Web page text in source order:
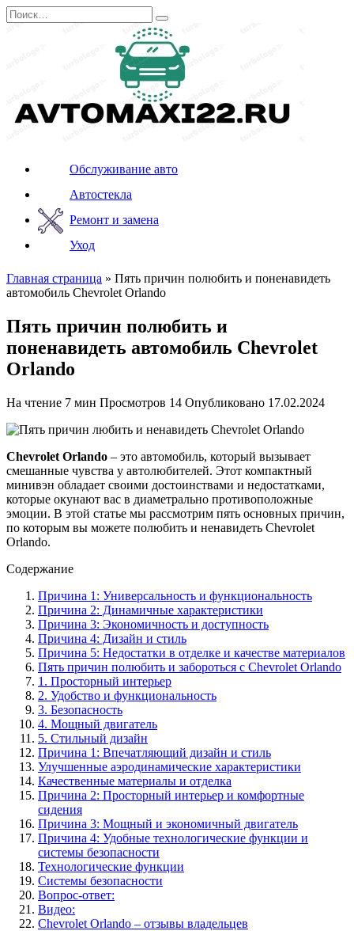
Перейти
к
Search
for:
Обслуживание авто
Автостекла
Ремонт и замена
Уход
Главная страница » Пять причин полюбить и поненавидеть
автомобиль Chevrolet Orlando
Пять причин полюбить и
поненавидеть автомобиль Chevrolet
Orlando
На чтение 7 мин Просмотров 14 Опубликовано 17.02.2024
Chevrolet Orlando – это автомобиль, который вызывает
смешанные чувства у автолюбителей. Этот компактный
минивэн обладает своими достоинствами и недостатками,
которые окунают вас в диаметрально противоположные
эмоции. В этой статье мы рассмотрим пять основных причин,
по которым вы можете полюбить и ненавидеть Chevrolet
Orlando.
Содержание
Причина 1: Универсальность и функциональность
Причина 2: Динамичные характеристики
Причина 3: Экономичность и доступность
Причина 4: Дизайн и стиль
Причина 5: Недостатки в отделке и качестве материалов
Пять причин полюбить и забороться с Chevrolet Orlando
1. Просторный интерьер
2. Удобство и функциональность
3. Безопасность
4. Мощный двигатель
5. Стильный дизайн
Причина 1: Впечатляющий дизайн и стиль
Улучшенные аэродинамические характеристики
Качественные материалы и отделка
Причина 2: Просторный интерьер и комфортные
сидения
Причина 3: Мощный и экономичный двигатель
Причина 4: Удобные технологические функции и
системы безопасности
Технологические функции
Системы безопасности
Вопрос-ответ:
Видео:
Chevrolet Orlando – отзывы владельцев